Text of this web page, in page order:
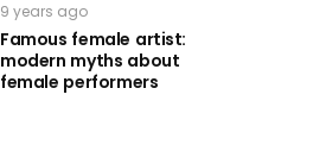
9 years ago
Famous female artist:
modern myths about
female performers